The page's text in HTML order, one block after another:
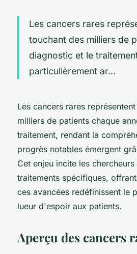
Les cancers rares
touchant des milliers de
diagnostic et le
particulièrement ar...
Les cancers rares
milliers de patients chaque
traitement, rendant la
progrès notables émergent
Cet enjeu incite les
traitements spécifiques,
ces avancées redéfinissent le
lueur d'espoir aux patients.
Aperçu des cancers